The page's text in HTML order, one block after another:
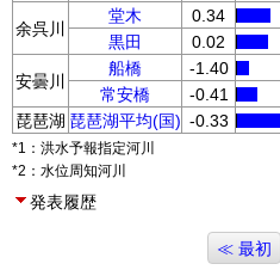
余呉川
堂木
0.34
黒田
0.02
安曇川
船橋
-1.40
常安橋
-0.41
琵琶湖 琵琶湖平均(国) -0.33
*1：洪水予報指定河川
*2：水位周知河川
発表履歴
≪ 最初